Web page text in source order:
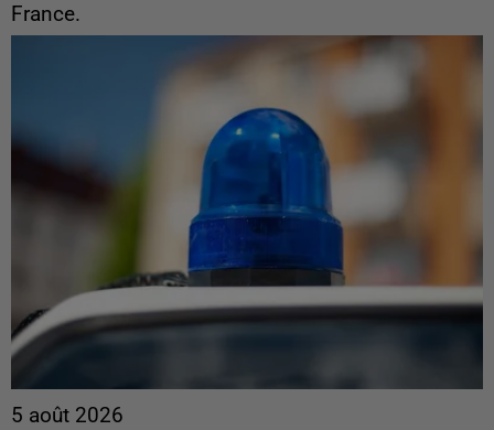
France.
5 août 2026